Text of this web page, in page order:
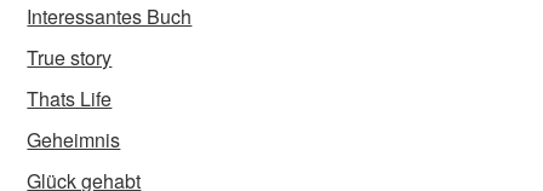
Interessantes Buch
True story
Thats Life
Geheimnis
Glück gehabt